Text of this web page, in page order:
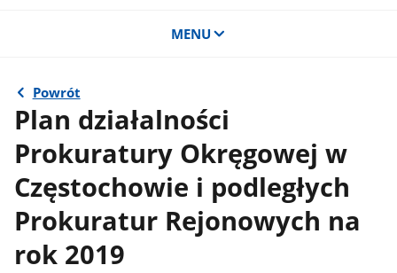
MENU
Powrót
Plan działalności
Prokuratury Okręgowej w
Częstochowie i podległych
Prokuratur Rejonowych na
rok 2019